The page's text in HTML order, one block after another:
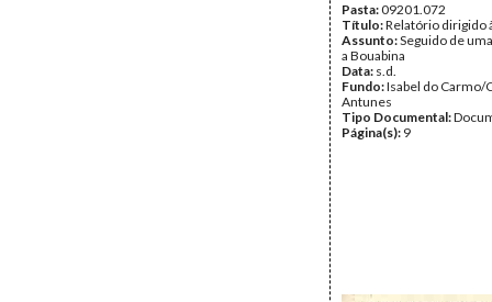
Pasta:09201.072
Título:Relatório dirigido
Assunto:Seguido de
a Bouabina
Data: s.d.
Fundo:Isabel do Carmo/
Antunes
Tipo Documental:
Página(s): 9